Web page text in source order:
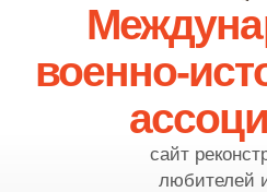
военно-
сайт
любителей